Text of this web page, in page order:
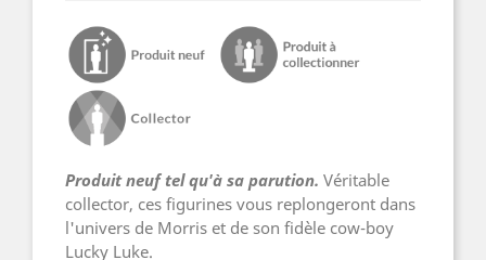
Produit neuf tel qu'à sa parution. Véritable
collector, ces figurines vous replongeront dans
l'univers de Morris et de son fidèle cow-boy
Lucky Luke.